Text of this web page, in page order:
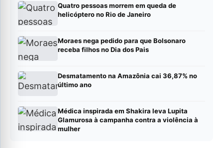
Quatro pessoas morrem em queda de
helicóptero no Rio de Janeiro
Moraes nega pedido para que Bolsonaro
receba filhos no Dia dos Pais
Desmatamento na Amazônia cai 36,87% no
último ano
Médica inspirada em Shakira leva Lupita
Glamurosa à campanha contra a violência à
mulher